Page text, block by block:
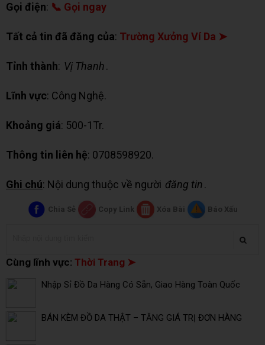
Gọi điện: 📞 Gọi ngay
Tất cả tin đã đăng của: Trường Xưởng Ví Da ➤
Tỉnh thành: Vị Thanh.
Lĩnh vực: Công Nghệ.
Khoảng giá: 500-1Tr.
Thông tin liên hệ: 0708598920.
Ghi chú: Nội dung thuộc về người đăng tin.
Chia Sẻ Copy Link Xóa Bài Báo Xấu
Cùng lĩnh vực: Thời Trang ➤
Nhập Sỉ Đồ Da Hàng Có Sẵn, Giao Hàng Toàn Quốc
BÁN KÈM ĐỒ DA THẬT – TĂNG GIÁ TRỊ ĐƠN HÀNG